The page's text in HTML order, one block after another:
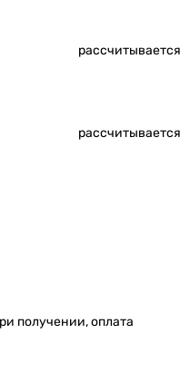
рассчитывается
рассчитывается
получении, оплата